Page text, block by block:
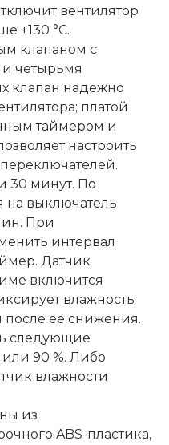
вентилятор
+130 °C.
клапаном с
четырьмя
клапан надежно
платой
таймером и
настроить
30 минут. По
на выключатель
При
интервал
Датчик
включится
влажность
ее снижения.
следующие
или 90 %. Либо
влажности
из
ABS-пластика,